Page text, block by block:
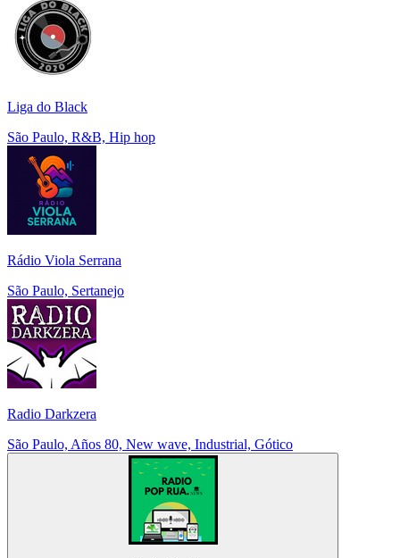
Liga do Black
São Paulo, R&B, Hip hop
Rádio Viola Serrana
São Paulo, Sertanejo
Radio Darkzera
São Paulo, Años 80, New wave, Industrial, Gótico